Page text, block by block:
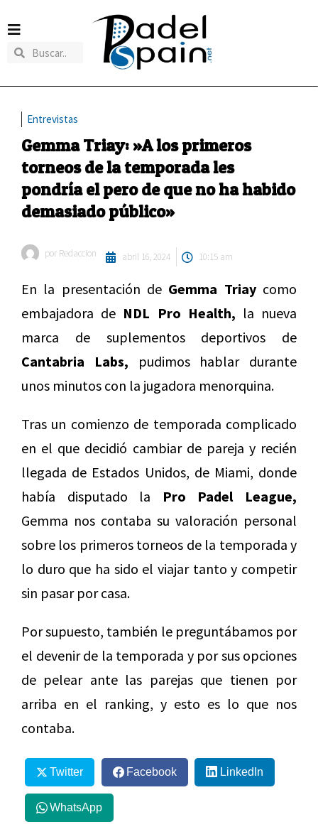
Entrevistas
Gemma Triay: »A los primeros
torneos de la temporada les
pondría el pero de que no ha habido
demasiado público»
por Redaccion abril 16, 2024 10:15 am
En la presentación de Gemma Triaycomo
embajadora de NDL Pro Health, la nueva
marca de suplementos deportivos de
Cantabria Labs, pudimos hablar durante
unos minutos con la jugadora menorquina.
Tras un comienzo de temporada complicado
en el que decidió cambiar de pareja y recién
llegada de Estados Unidos, de Miami, donde
había disputado la Pro Padel League,
Gemma nos contaba su valoración personal
sobre los primeros torneos de la temporada y
lo duro que ha sido el viajar tanto y competir
sin pasar por casa.
Por supuesto, también le preguntábamos por
el devenir de la temporada y por sus opciones
de pelear ante las parejas que tienen por
arriba en el ranking, y esto es lo que nos
contaba.
Twitter Facebook LinkedIn
WhatsApp